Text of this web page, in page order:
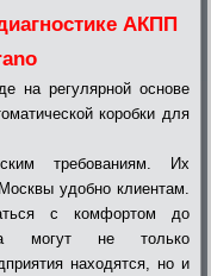
АКПП
на регулярной основе
коробки для
требованиям. Их
удобно клиентам.
с комфортом до
могут не только
находятся, но и